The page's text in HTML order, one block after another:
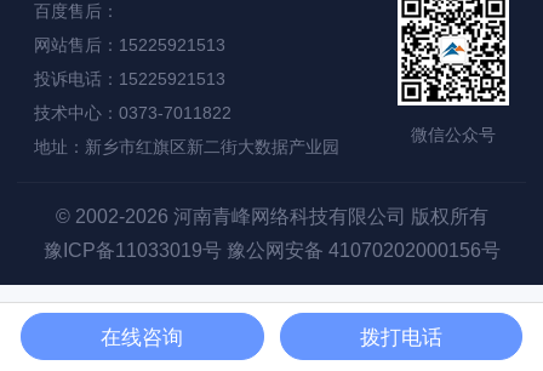
百度售后：
网站售后：15225921513
投诉电话：15225921513
技术中心：0373-7011822
地址：新乡市红旗区新二街大数据产业园
微信公众号
© 2002-2026 河南青峰网络科技有限公司 版权所有
豫ICP备11033019号 豫公网安备 41070202000156号
在线咨询 拨打电话